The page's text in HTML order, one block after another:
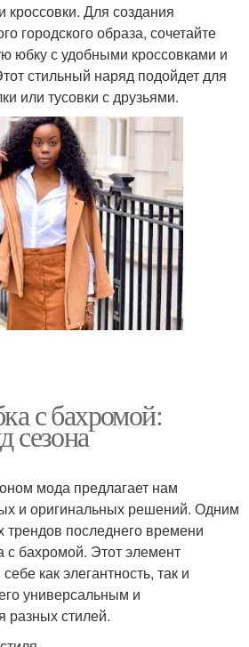
кроссовки. Для создания
городского образа, сочетайте
юбку с удобными кроссовками и
стильный наряд подойдет для
или тусовки с друзьями.
с бахромой:
сезона
мода предлагает нам
и оригинальных решений. Одним
последнего времени
бахромой. Этот элемент
как элегантность, так и
универсальным и
разных стилей.